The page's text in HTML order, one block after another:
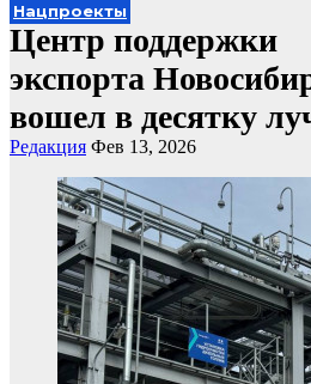
Нацпроекты
Центр поддержки
экспорта
вошел в десятку
Редакция Фев 13, 2026